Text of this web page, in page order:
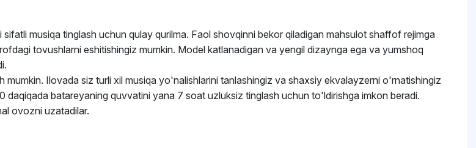
musiqa tinglash uchun qulay qurilma. Faol shovqinni bekor qiladigan mahsulot shaffof rejimga
tovushlarni eshitishingiz mumkin. Model katlanadigan va yengil dizaynga ega va yumshoq
Ilovada siz turli xil musiqa yo'nalishlarini tanlashingiz va shaxsiy ekvalayzerni o'rnatishingiz
batareyaning quvvatini yana 7 soat uzluksiz tinglash uchun to'ldirishga imkon beradi.
ovozni uzatadilar.